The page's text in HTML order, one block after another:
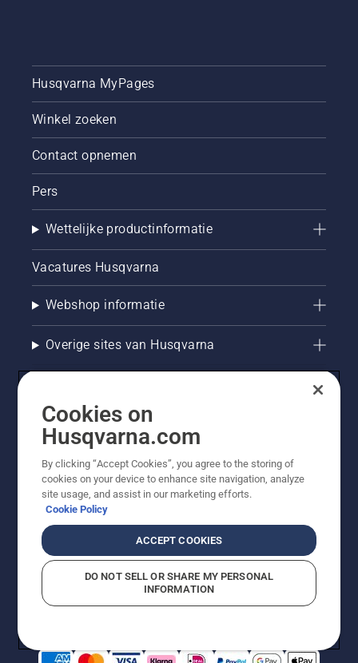
Husqvarna MyPages
Winkel zoeken
Contact opnemen
Pers
Wettelijke productinformatie
Vacatures Husqvarna
Webshop informatie
Overige sites van Husqvarna
© Husqvarna AB (publ). Alle rechten voorbehouden. De
getoonde prijzen zijn consumentenadviesprijzen. Alle
vermelde prijzen zijn adviesverkoopprijzen (incl. BTW),
tenzij het product beschikbaar is voor directe aankoop.
CookiebeleidGebruiksvoorwaarden Privacyverklaring
BedrijfsgegevensReport Suspected Violations
Cookies on
Husqvarna.com
By clicking “Accept Cookies”, you agree to the storing of
cookies on your device to enhance site navigation, analyze
site usage, and assist in our marketing efforts.
Cookie Policy
ACCEPT COOKIES
DO NOT SELL OR SHARE MY PERSONAL
INFORMATION